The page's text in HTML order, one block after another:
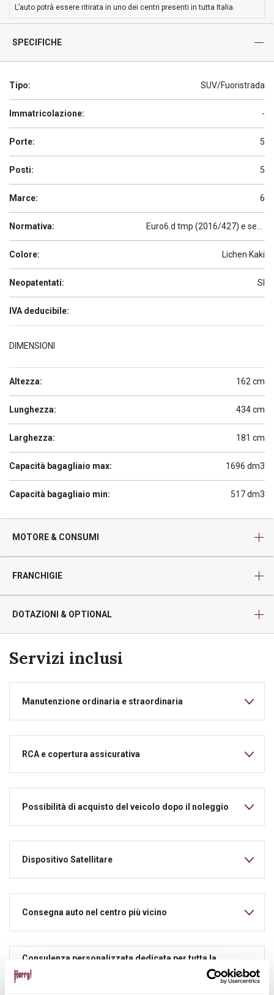
L’auto potrà essere ritirata in uno dei centri presenti in tutta Italia.
SPECIFICHE
Tipo: SUV/Fuoristrada
Immatricolazione: -
Porte: 5
Posti: 5
Marce: 6
Normativa:
Colore: Lichen Kaki
Neopatentati: SI
IVA deducibile:
DIMENSIONI
Altezza: 162 cm
Lunghezza: 434 cm
Larghezza: 181 cm
Capacità bagagliaio max: 1696 dm3
Capacità bagagliaio min: 517 dm3
MOTORE & CONSUMI
FRANCHIGIE
DOTAZIONI & OPTIONAL
Servizi inclusi
Manutenzione ordinaria e straordinaria
RCA e copertura assicurativa
Possibilità di acquisto del veicolo dopo il noleggio
Dispositivo Satellitare
Consegna auto nel centro più vicino
Consulenza personalizzata dedicata per tutta la
durata del noleggio